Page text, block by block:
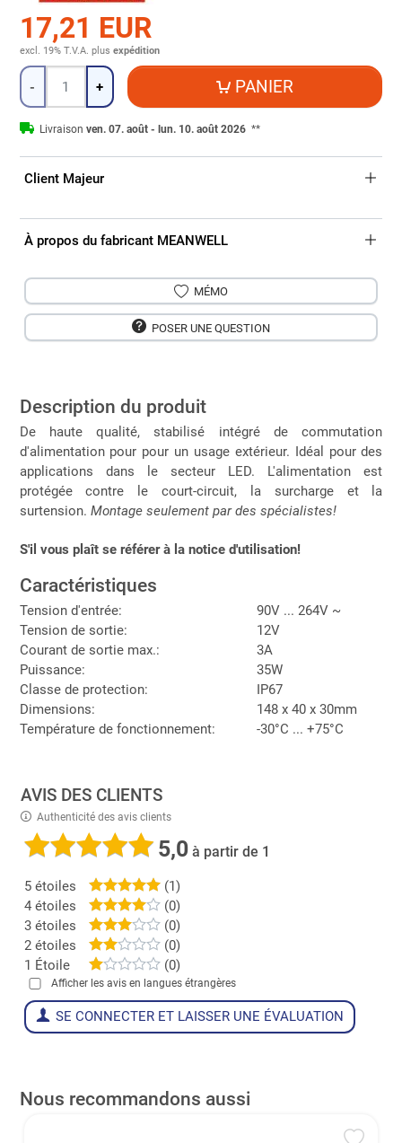
17,21 EUR
excl. 19% T.V.A. plus expédition
Quantité
- + PANIER
Livraison ven. 07. août - lun. 10. août 2026 **
Client Majeur
À propos du fabricant MEANWELL
MÉMO
POSER UNE QUESTION
Description du produit
De haute qualité, stabilisé intégré de commutation
d'alimentation pour pour un usage extérieur. Idéal pour des
applications dans le secteur LED. L'alimentation est
protégée contre le court-circuit, la surcharge et la
surtension. Montage seulement par des spécialistes!
S'il vous plaît se référer à la notice d'utilisation!
Caractéristiques
Tension d'entrée:
90V ... 264V ~
Tension de sortie:
12V
Courant de sortie max.:
3A
Puissance:
35W
Classe de protection:
IP67
Dimensions:
148 x 40 x 30mm
Température de fonctionnement:
-30°C ... +75°C
AVIS DES CLIENTS
Authenticité des avis clients
5,0à partir de 1
5 étoiles
(1)
4 étoiles
(0)
3 étoiles
(0)
2 étoiles
(0)
1 Étoile
(0)
Afficher les avis en langues étrangères
SE CONNECTER ET LAISSER UNE ÉVALUATION
Nous recommandons aussi